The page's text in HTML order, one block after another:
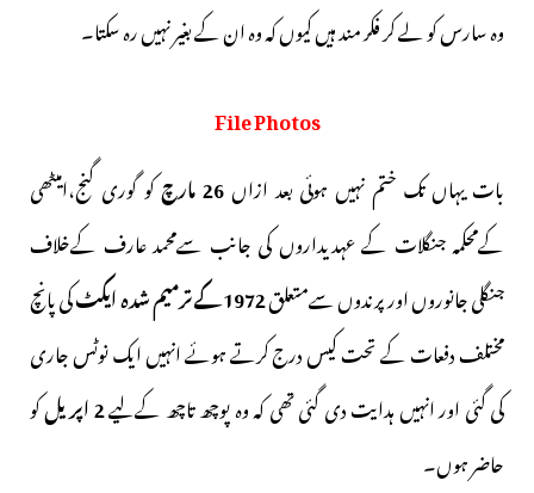
وہ سارس کو لے کر فکر مند ہیں کیوں کہ وہ ان کے بغیر نہیں رہ سکتا۔
File Photos
بات یہاں تک ختم نہیں ہوئی بعد ازاں26 مارچ
کو گوری گنج،امیٹھی
کےمحکمہ جنگلات کے عہدیداروں کی جانب سےمحمد عارف کےخلاف
جنگلی جانوروں اور پرندوں سےمتعلق1972 کےترمیم شدہ ایکٹ
کی پانچ
مختلف دفعات کے تحت کیس درج کرتے ہوئے انہیں ایک نوٹس جاری
کی گئی اور انہیں ہدایت دی گئی تھی کہ وہ پوچھ تاچھ کےلیے2 اپریل
کو
حاضر ہوں۔